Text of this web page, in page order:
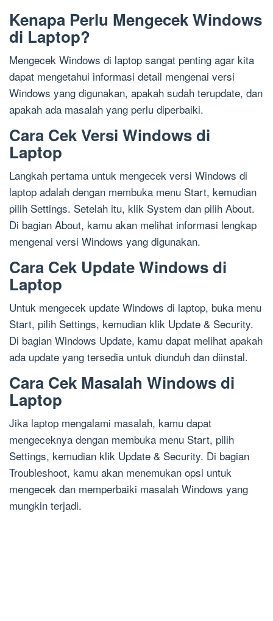
Kenapa Perlu Mengecek Windows
di Laptop?
Mengecek Windows di laptop sangat penting agar kita
dapat mengetahui informasi detail mengenai versi
Windows yang digunakan, apakah sudah terupdate, dan
apakah ada masalah yang perlu diperbaiki.
Cara Cek Versi Windows di
Laptop
Langkah pertama untuk mengecek versi Windows di
laptop adalah dengan membuka menu Start, kemudian
pilih Settings. Setelah itu, klik System dan pilih About.
Di bagian About, kamu akan melihat informasi lengkap
mengenai versi Windows yang digunakan.
Cara Cek Update Windows di
Laptop
Untuk mengecek update Windows di laptop, buka menu
Start, pilih Settings, kemudian klik Update & Security.
Di bagian Windows Update, kamu dapat melihat apakah
ada update yang tersedia untuk diunduh dan diinstal.
Cara Cek Masalah Windows di
Laptop
Jika laptop mengalami masalah, kamu dapat
mengeceknya dengan membuka menu Start, pilih
Settings, kemudian klik Update & Security. Di bagian
Troubleshoot, kamu akan menemukan opsi untuk
mengecek dan memperbaiki masalah Windows yang
mungkin terjadi.